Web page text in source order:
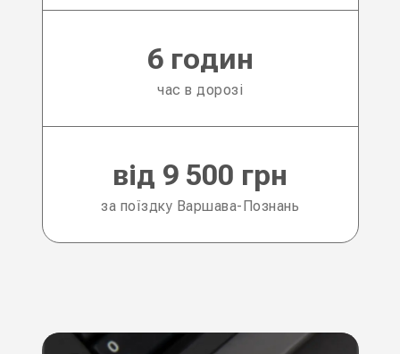
час в дорозі
6 годин
за поїздку Варшава-Познань
від 9 500 грн